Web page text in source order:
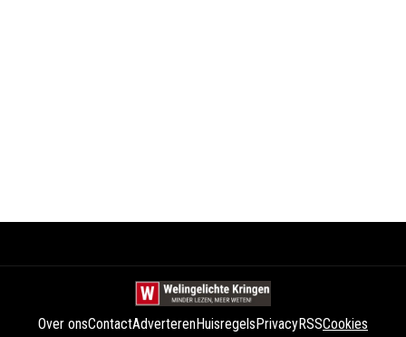
Over onsContactAdverterenHuisregelsPrivacyRSSCookies